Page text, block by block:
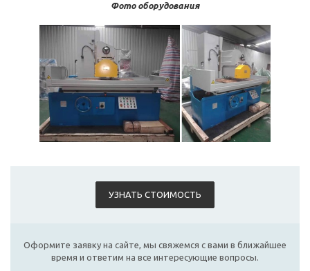
Фото оборудования
УЗНАТЬ СТОИМОСТЬ
Оформите заявку на сайте, мы свяжемся с вами в ближайшее
время и ответим на все интересующие вопросы.